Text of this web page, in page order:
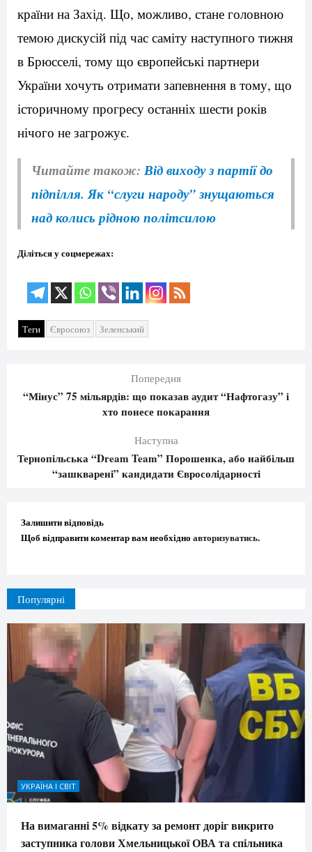
країни на Захід. Що, можливо, стане головною
темою дискусій під час саміту наступного тижня
в Брюсселі, тому що європейські партнери
України хочуть отримати запевнення в тому, що
історичному прогресу останніх шести років
нічого не загрожує.
Читайте також: Від виходу з партії до
підпілля. Як “слуги народу” знущаються
над колись рідною політсилою
Діліться у соцмережах:
Теги Євросоюз Зеленський
Попередня
“Мінус” 75 мільярдів: що показав аудит “Нафтогазу” і
хто понесе покарання
Наступна
Тернопільська “Dream Team” Порошенка, або найбільш
“зашкварені” кандидати Євросолідарності
Залишити відповідь
Щоб відправити коментар вам необхідно авторизуватись.
Популярні
УКРАЇНА І СВІТ
На вимаганні 5% відкату за ремонт доріг викрито
заступника голови Хмельницької ОВА та спільника